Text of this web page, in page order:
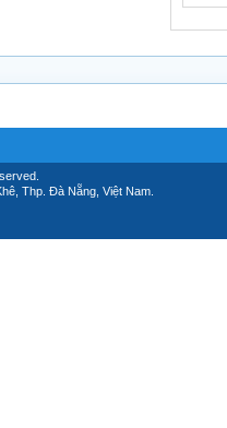
Thp. Đà Nẵng, Việt Nam.